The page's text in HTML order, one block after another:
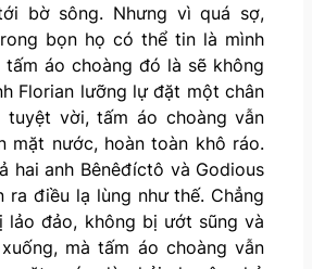
bờ sông. Nhưng vì quá sợ,
bọn họ có thể tin là mình
áo choàng đó là sẽ không
Florian lưỡng lự đặt một chân
tuyệt vời, tấm áo choàng vẫn
mặt nước, hoàn toàn khô ráo.
hai anh Bênêđíctô và Godious
ra điều lạ lùng như thế. Chẳng
lảo đảo, không bị ướt sũng và
mà tấm áo choàng vẫn